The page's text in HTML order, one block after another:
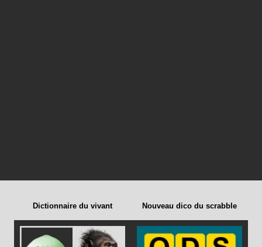
Dictionnaire du vivant Nouveau dico du scrabble